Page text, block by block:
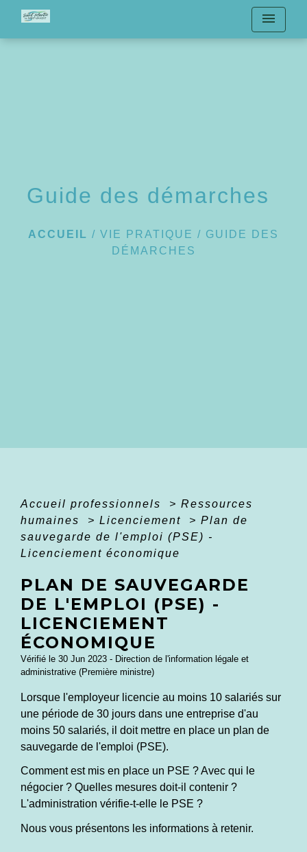
menu
Guide des démarches
ACCUEIL / VIE PRATIQUE / GUIDE DES
DÉMARCHES
Accueil professionnels > Ressources
humaines
> Licenciement > Plan de
sauvegarde de l'emploi (PSE) -
Licenciement économique
PLAN DE SAUVEGARDE
DE L'EMPLOI (PSE) -
LICENCIEMENT
ÉCONOMIQUE
Vérifié le 30 Jun 2023 - Direction de l'information légale et
administrative (Première ministre)
Lorsque l'employeur licencie au moins 10 salariés sur
une période de 30 jours dans une entreprise d'au
moins 50 salariés, il doit mettre en place un plan de
sauvegarde de l'emploi (PSE).
Comment est mis en place un PSE ? Avec qui le
négocier ? Quelles mesures doit-il contenir ?
L'administration vérifie-t-elle le PSE ?
Nous vous présentons les informations à retenir.